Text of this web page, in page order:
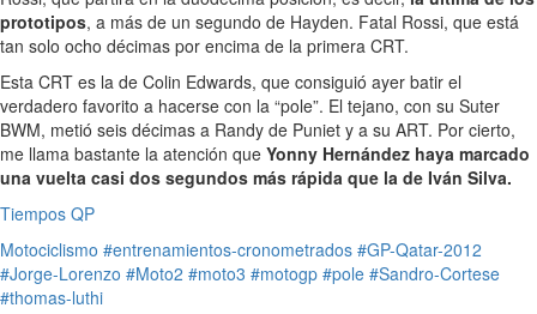
prototipos, a más de un segundo de Hayden. Fatal Rossi, que está
tan solo ocho décimas por encima de la primera CRT.
Esta CRT es la de Colin Edwards, que consiguió ayer batir el
verdadero favorito a hacerse con la “pole”. El tejano, con su Suter
BWM, metió seis décimas a Randy de Puniet y a su ART. Por cierto,
me llama bastante la atención que Yonny Hernández haya marcado
una vuelta casi dos segundos más rápida que la de Iván Silva.
Tiempos QP
Motociclismo #entrenamientos-cronometrados #GP-Qatar-2012
#Jorge-Lorenzo #Moto2 #moto3 #motogp #pole #Sandro-Cortese
#thomas-luthi